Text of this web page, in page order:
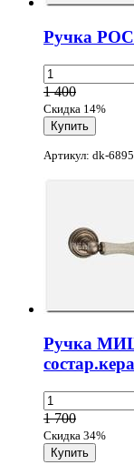
Ручка
1 400
Скидка 14%
Артикул: dk-
Ручка
1 700
Скидка 34%